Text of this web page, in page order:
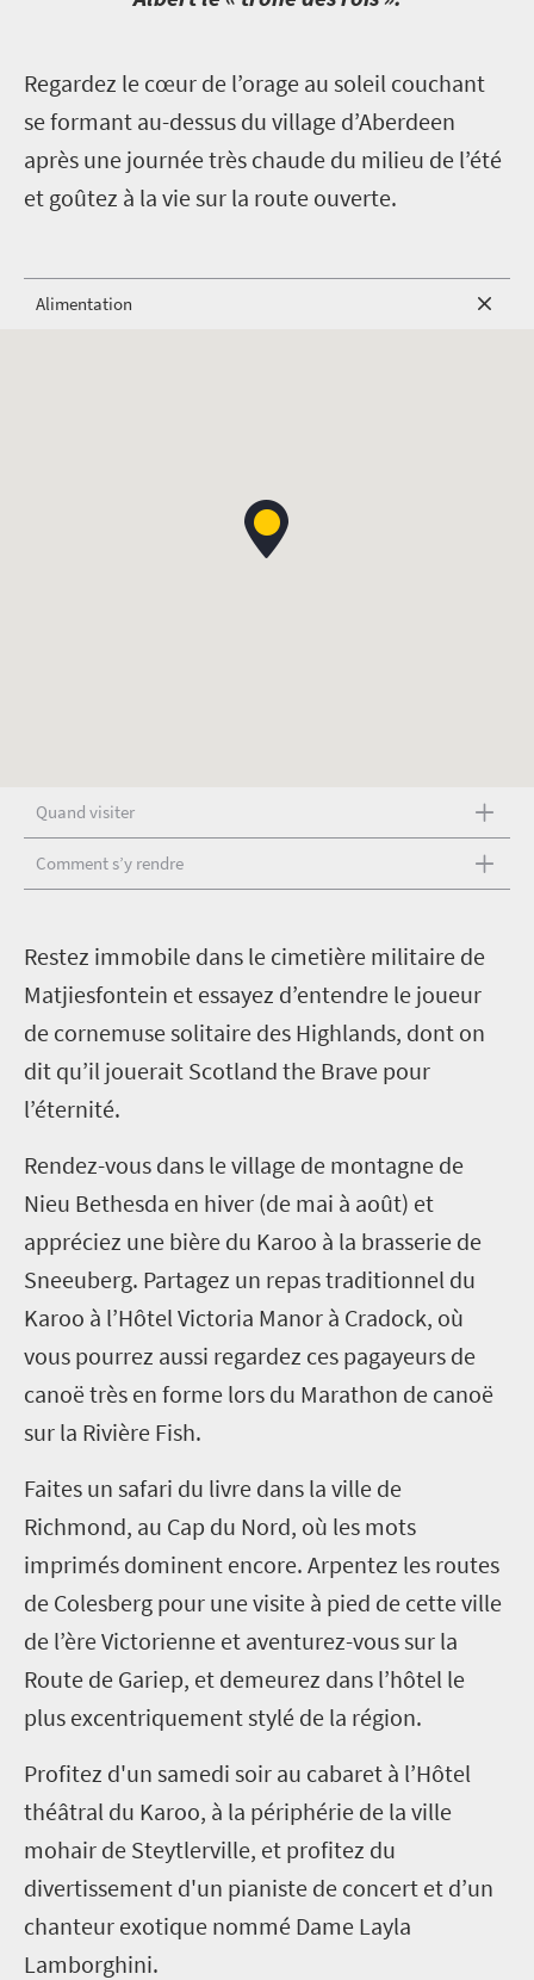
Regardez le cœur de l’orage au soleil couchant
se formant au-dessus du village d’Aberdeen
après une journée très chaude du milieu de l’été
et goûtez à la vie sur la route ouverte.
Alimentation
Quand visiter
Comment s’y rendre
Restez immobile dans le cimetière militaire de
Matjiesfontein et essayez d’entendre le joueur
de cornemuse solitaire des Highlands, dont on
dit qu’il jouerait Scotland the Brave pour
l’éternité.
Rendez-vous dans le village de montagne de
Nieu Bethesda en hiver (de mai à août) et
appréciez une bière du Karoo à la brasserie de
Sneeuberg. Partagez un repas traditionnel du
Karoo à l’Hôtel Victoria Manor à Cradock, où
vous pourrez aussi regardez ces pagayeurs de
canoë très en forme lors du Marathon de canoë
sur la Rivière Fish.
Faites un safari du livre dans la ville de
Richmond, au Cap du Nord, où les mots
imprimés dominent encore. Arpentez les routes
de Colesberg pour une visite à pied de cette ville
de l’ère Victorienne et aventurez-vous sur la
Route de Gariep, et demeurez dans l’hôtel le
plus excentriquement stylé de la région.
Profitez d'un samedi soir au cabaret à l’Hôtel
théâtral du Karoo, à la périphérie de la ville
mohair de Steytlerville, et profitez du
divertissement d'un pianiste de concert et d’un
chanteur exotique nommé Dame Layla
Lamborghini.